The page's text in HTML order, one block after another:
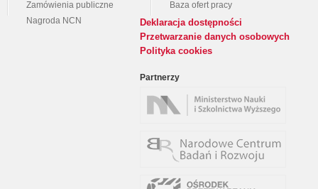
Zamówienia publiczne
Nagroda NCN
Baza ofert pracy
Deklaracja dostępności
Przetwarzanie danych osobowych
Polityka cookies
Partnerzy